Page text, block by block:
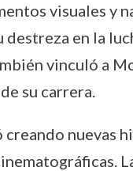
visuales y
en la
vinculó a
su carrera.
nuevas